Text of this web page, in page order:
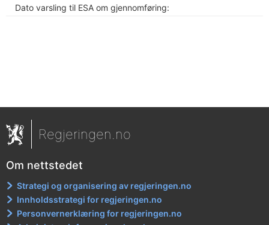
Dato varsling til ESA om gjennomføring:
Regjeringen.no
Om nettstedet
Strategi og organisering av regjeringen.no
Innholdsstrategi for regjeringen.no
Personvernerklæring for regjeringen.no